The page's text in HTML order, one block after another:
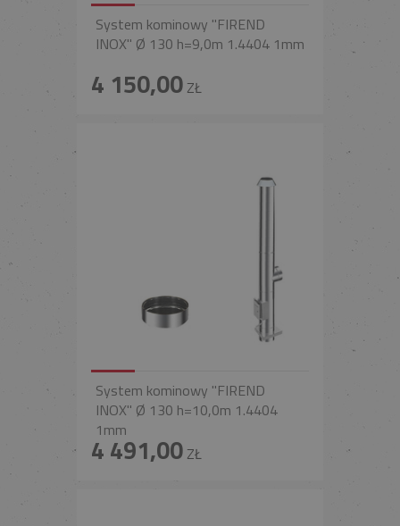
System kominowy "FIREND
INOX" Ø 130 h=9,0m 1.4404 1mm
4 150,00ZŁ
System kominowy "FIREND
INOX" Ø 130 h=10,0m 1.4404
1mm
4 491,00ZŁ